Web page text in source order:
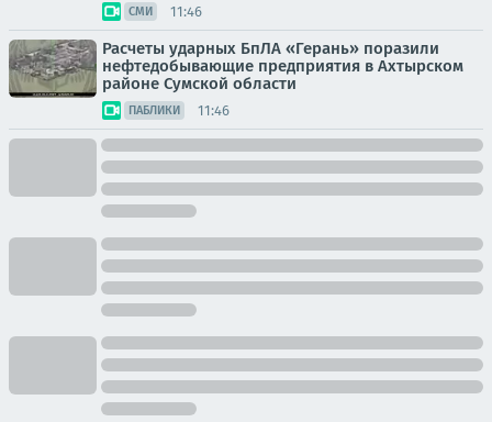
СМИ 11:46
Расчеты ударных БпЛА «Герань» поразили
нефтедобывающие предприятия в Ахтырском
районе Сумской области
ПАБЛИКИ 11:46